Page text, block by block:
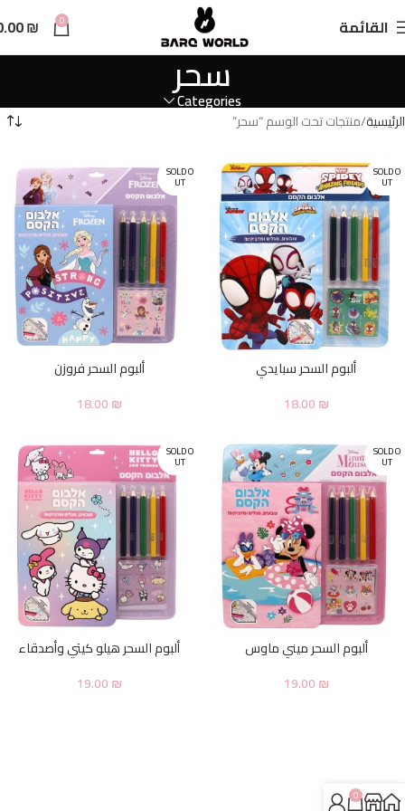
القائمة 0
₪
سحر
Categories
الرئيسية منتجات تحت الوسم “سحر”
SOLD O
UT
ألبوم السحر سبايدي
18.00₪
SOLD O
UT
ألبوم السحر فروزن
18.00₪
SOLD O
UT
ألبوم السحر ميني ماوس
19.00₪
SOLD O
UT
ألبوم السحر هيلو كيتي وأصدقاء
19.00₪
0